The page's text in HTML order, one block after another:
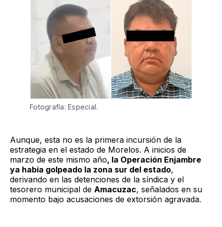
Fotografía: Especial.
Aunque, esta no es la primera incursión de la
estrategia en el estado de Morelos. A inicios de
marzo de este mismo año, la Operación Enjambre
ya había golpeado la zona sur del estado,
derivando en las detenciones de la síndica y el
tesorero municipal de Amacuzac, señalados en su
momento bajo acusaciones de extorsión agravada.